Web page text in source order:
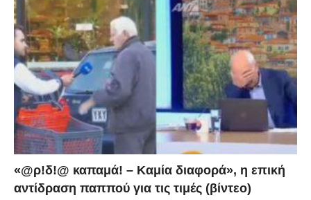
«@ρ!δ!@ καπαμά! – Καμία διαφορά», η επική
αντίδραση παππού για τις τιμές (βίντεο)